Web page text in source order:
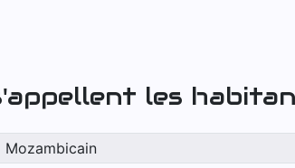
les
Mozambicain